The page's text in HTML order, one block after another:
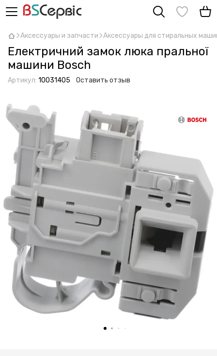
Аксессуары и запчасти Аксессуары для стиральных
Електричний замок люка пральної
машини Bosch
Артикул: 10031405 Оставить отзыв